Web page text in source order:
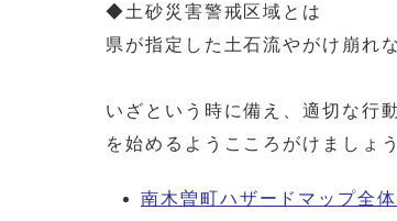
◆土砂災害警戒区域とは
県が指定した土石流やがけ崩れ
いざという時に備え、適切な行
を始めるようこころがけましょう
南木曽町ハザードマップ全